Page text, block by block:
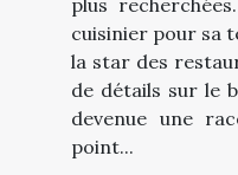
plus
cuisinier pour sa
la star des
de détails sur le
devenue une
point...